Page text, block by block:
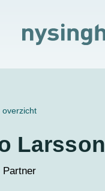
overzicht
Larsson
Partner